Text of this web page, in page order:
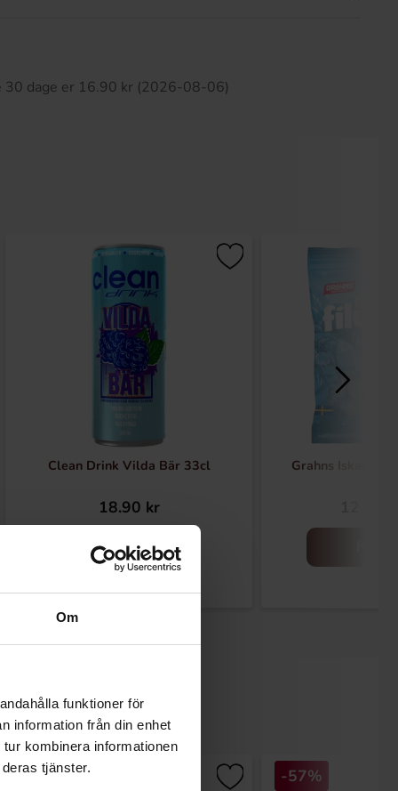
Om
funktioner för
information från din enhet
kombinera informationen
tjänster.
30 dage er 16.90 kr (2026-08-06)
Clean Drink Vilda Bär 33cl
18.90 kr
Køb
Grahns Iskalla
-57%